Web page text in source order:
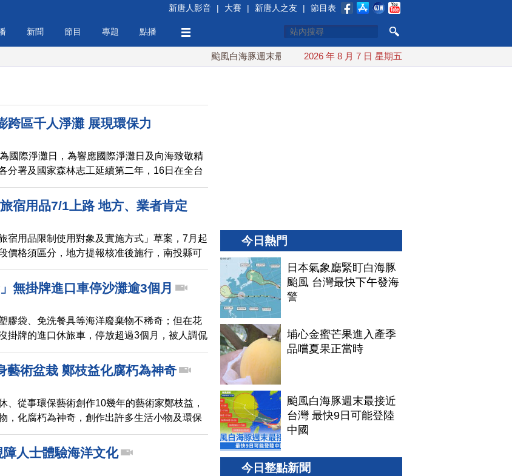
新唐人影音 | 大賽 | 新唐人之友 | 節目表
新聞 節目 專題 點播
颱風白海豚週末最接近台灣 最快9日可能登陸中國
2026 年 8 月 7 日 星期五
跨區千人淨灘 展現環保力
國際淨灘日，為響應國際淨灘日及向海致敬精
分署及國家森林志工延續第二年，16日在全台
聯同步進行淨灘活動，屏東分署及轄下各工作
的機關及社區居民共同參與保安林淨灘。
宿用品7/1上路 地方、業者肯定
宿用品限制使用對象及實施方式」草案，7月起
價格須區分，地方提報核准後施行，南投縣可
已逐步提早推動。
無掛牌進口車停沙灘逾3個月
膠袋、免洗餐具等海洋廢棄物不稀奇；但在花
掛牌的進口休旅車，停放超過3個月，被人調侃
廢」。花蓮縣環保局表示，由於沒有造成汙
釐清土地管理機關後，再討論後續處理辦法。
藝術盆栽 鄭枝益化腐朽為神奇
、從事環保藝術創作10幾年的藝術家鄭枝益，
，化腐朽為神奇，創作出許多生活小物及環保
，並結合學校推廣海洋教育，將環保理念帶入
人士體驗海洋文化
今日熱門
日本氣象廳緊盯白海豚
颱風 台灣最快下午發海
警
埔心金蜜芒果進入產季
品嚐夏果正當時
颱風白海豚週末最接近
台灣 最快9日可能登陸
中國
今日整點新聞